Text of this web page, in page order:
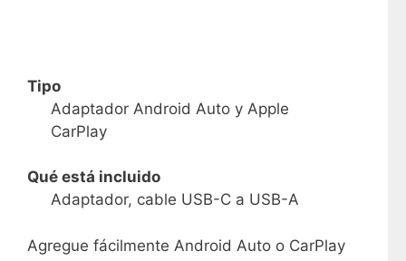
Tipo
Adaptador Android Auto y Apple
CarPlay
Qué está incluido
Adaptador, cable USB-C a USB-A
Agregue fácilmente Android Auto o CarPlay